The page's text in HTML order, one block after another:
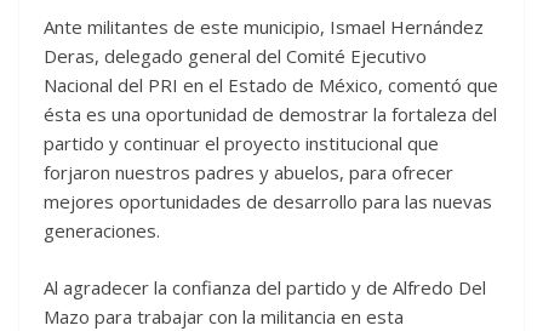
Ante militantes de este municipio, Ismael Hernández
Deras, delegado general del Comité Ejecutivo
Nacional del PRI en el Estado de México, comentó que
ésta es una oportunidad de demostrar la fortaleza del
partido y continuar el proyecto institucional que
forjaron nuestros padres y abuelos, para ofrecer
mejores oportunidades de desarrollo para las nuevas
generaciones.
Al agradecer la confianza del partido y de Alfredo Del
Mazo para trabajar con la militancia en esta